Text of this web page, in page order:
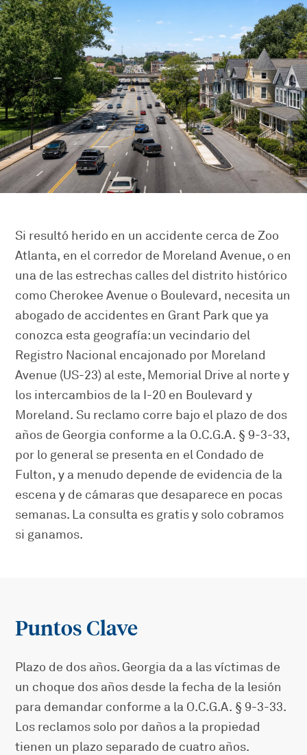
Si resultó herido en un accidente cerca de Zoo
Atlanta, en el corredor de Moreland Avenue, o en
una de las estrechas calles del distrito histórico
como Cherokee Avenue o Boulevard, necesita un
abogado de accidentes en Grant Park que ya
conozca esta geografía: un vecindario del
Registro Nacional encajonado por Moreland
Avenue (US-23) al este, Memorial Drive al norte y
los intercambios de la I-20 en Boulevard y
Moreland. Su reclamo corre bajo el plazo de dos
años de Georgia conforme a la O.C.G.A. § 9-3-33,
por lo general se presenta en el Condado de
Fulton, y a menudo depende de evidencia de la
escena y de cámaras que desaparece en pocas
semanas. La consulta es gratis y solo cobramos
si ganamos.
Puntos Clave
Plazo de dos años. Georgia da a las víctimas de
un choque dos años desde la fecha de la lesión
para demandar conforme a la O.C.G.A. § 9-3-33.
Los reclamos solo por daños a la propiedad
tienen un plazo separado de cuatro años.